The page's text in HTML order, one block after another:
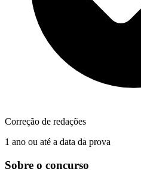
Correção de redações
1 ano ou até a data da prova
Sobre o concurso